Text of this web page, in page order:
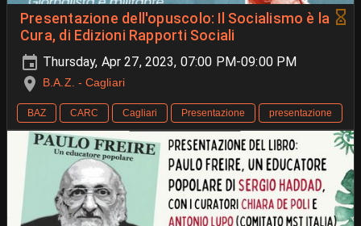
Presentazione dell'opuscolo: Il Socialismo è la
Cura, di Edizioni Rapporti Sociali
Thursday, Apr 27, 2023, 07:00 PM-09:00 PM
B.A.Z. - Cagliari
BAZ CARC Cagliari Presentazione presentazione